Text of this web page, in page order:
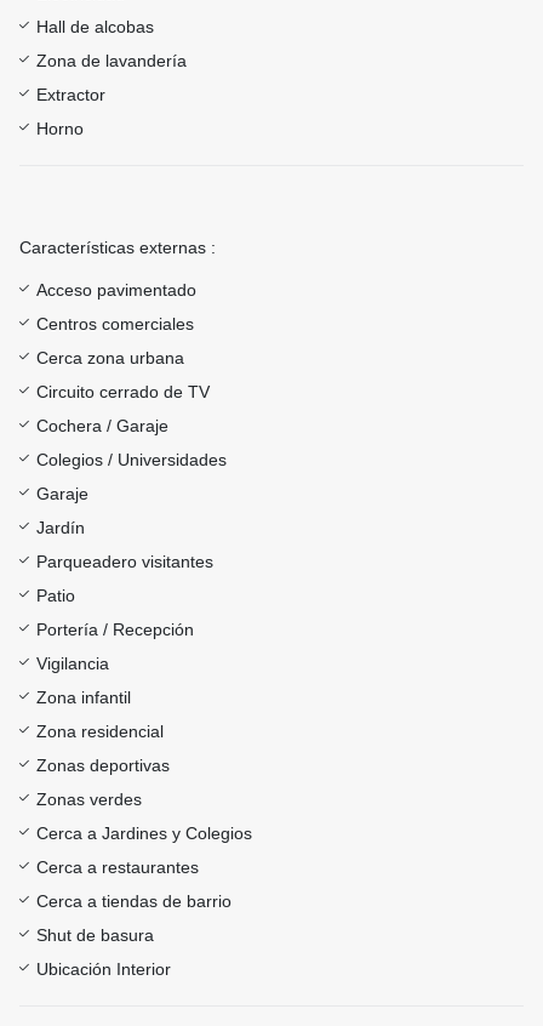
Hall de alcobas
Zona de lavandería
Extractor
Horno
Características externas :
Acceso pavimentado
Centros comerciales
Cerca zona urbana
Circuito cerrado de TV
Cochera / Garaje
Colegios / Universidades
Garaje
Jardín
Parqueadero visitantes
Patio
Portería / Recepción
Vigilancia
Zona infantil
Zona residencial
Zonas deportivas
Zonas verdes
Cerca a Jardines y Colegios
Cerca a restaurantes
Cerca a tiendas de barrio
Shut de basura
Ubicación Interior